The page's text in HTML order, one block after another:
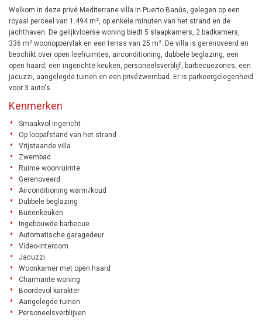
Welkom in deze privé Mediterrane villa in Puerto Banús, gelegen op een
royaal perceel van 1.494 m², op enkele minuten van het strand en de
jachthaven. De gelijkvloerse woning biedt 5 slaapkamers, 2 badkamers,
336 m² woonoppervlak en een terras van 25 m². De villa is gerenoveerd en
beschikt over open leefruimtes, airconditioning, dubbele beglazing, een
open haard, een ingerichte keuken, personeelsverblijf, barbecuezones, een
jacuzzi, aangelegde tuinen en een privézwembad. Er is parkeergelegenheid
voor 3 auto's.
Kenmerken
Smaakvol ingericht
Op loopafstand van het strand
Vrijstaande villa
Zwembad
Ruime woonruimte
Gerenoveerd
Airconditioning warm/koud
Dubbele beglazing
Buitenkeuken
Ingebouwde barbecue
Automatische garagedeur
Video-intercom
Jacuzzi
Woonkamer met open haard
Charmante woning
Boordevol karakter
Aangelegde tuinen
Personeelsverblijven